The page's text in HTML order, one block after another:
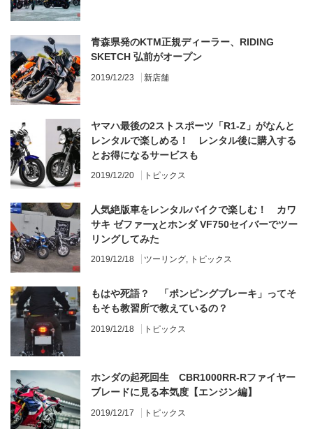
青森県発のKTM正規ディーラー、RIDING
SKETCH 弘前がオープン
2019/12/23 新店舗
ヤマハ最後の2ストスポーツ「R1-Z」がなんと
レンタルで楽しめる！ レンタル後に購入する
とお得になるサービスも
2019/12/20 トピックス
人気絶版車をレンタルバイクで楽しむ！ カワ
サキ ゼファーχとホンダ VF750セイバーでツー
リングしてみた
2019/12/18 ツーリング, トピックス
もはや死語？ 「ポンピングブレーキ」ってそ
もそも教習所で教えているの？
2019/12/18 トピックス
ホンダの起死回生 CBR1000RR-Rファイヤー
ブレードに見る本気度【エンジン編】
2019/12/17 トピックス